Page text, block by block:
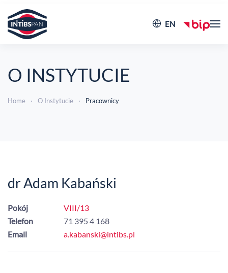
EN
O INSTYTUCIE
Home O Instytucie Pracownicy
dr Adam Kabański
Pokój
VIII/13
Telefon
71 395 4 168
Email
a.kabanski@intibs.pl